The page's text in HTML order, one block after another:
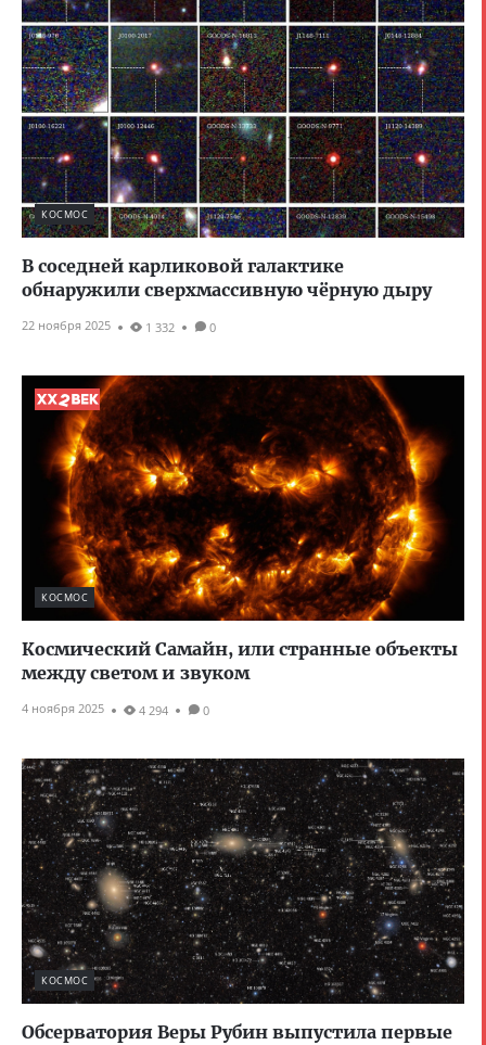
КОСМОС
В соседней карликовой галактике
обнаружили сверхмассивную чёрную дыру
22 ноября 2025 1 332 0
КОСМОС
Космический Самайн, или странные объекты
между светом и звуком
4 ноября 2025 4 294 0
КОСМОС
Обсерватория Веры Рубин выпустила первые